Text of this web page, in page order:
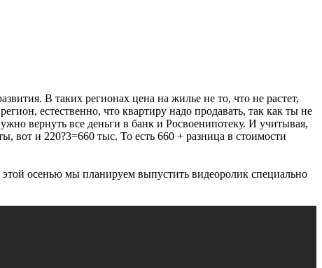
В таких регионах цена на жилье не то, что не растет,
естественно, что квартиру надо продавать, так как ты не
вернуть все деньги в банк и Росвоенипотеку. И учитывая,
вот и 220?3=660 тыс. То есть 660 + разница в стоимости
осенью мы планируем выпустить видеоролик специально